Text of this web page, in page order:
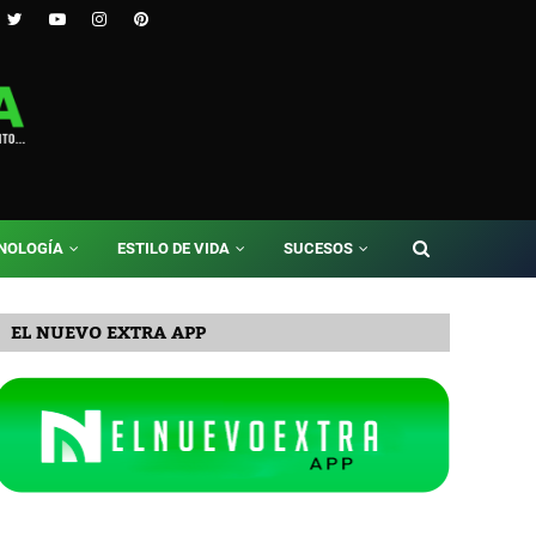
ESTILO DE VIDA SUCESOS
EL NUEVO EXTRA APP